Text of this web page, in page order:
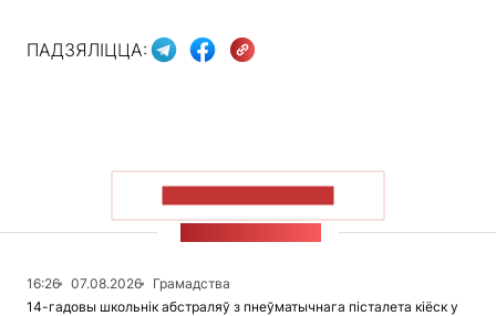
ПАДЗЯЛІЦЦА:
16:26 07.08.2026
Грамадства
14-гадовы школьнік абстраляў з пнеўматычнага пісталета кіёск у